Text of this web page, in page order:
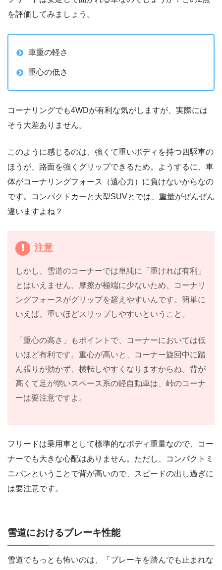
を評価してみましょう。
車重の軽さ
重心の低さ
コーナリングでも4WDが有利な気がしますが、実際には
そう大差ありません。
このように感じるのは、強くて重いボディを持つ四駆車の
ほうが、路面を強くグリップできるため。ようするに、車
体がコーナリングフォース（遠心力）に負けないからなの
です。コンパクトカーと大型SUVとでは、重量がぜんぜん
違いますよね？
注意
しかし、雪道のコーナーでは単純に「重ければ有利」
とはいえません。摩擦が極端に少ないため、コーナリ
ングフォースがグリップを超えやすいんです。簡単に
いえば、重いほどスリップしやすいということ。
「重心の高さ」もポイントで、コーナーにおいては低
いほど有利です。重心が高いと、コーナー旋回中に踏
ん張りが効かず、横転しやすくなりますからね。背が
高くて足が弱いスペース系の軽自動車は、峠のコーナ
ーは要注意ですよ。
フリードは乗用車として標準的なボディ重量なので、コー
ナーでも大きな心配はありません。ただし、コンパクトミ
ニバンということで背が高いので、スピードの出し過ぎに
は要注意です。
雪道におけるブレーキ性能
雪道でもっとも怖いのは、「ブレーキを踏んでも止まれな